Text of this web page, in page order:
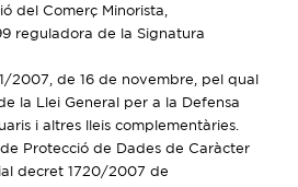
del Comerç Minorista,
reguladora de la Signatura
2007, de 16 de novembre, pel qual
la Llei General per a la Defensa
i altres lleis complementàries.
de Protecció de Dades de Caràcter
decret 1720/2007 de